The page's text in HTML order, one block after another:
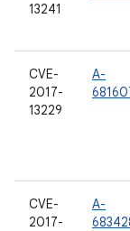
13241
CVE-
2017-
13229
A-
CVE-
2017-
A-